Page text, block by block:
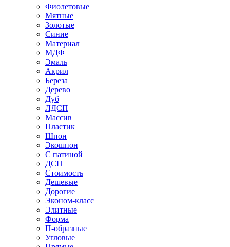
Фиолетовые
Мятные
Золотые
Синие
Материал
МДФ
Эмаль
Акрил
Береза
Дерево
Дуб
ЛДСП
Массив
Пластик
Шпон
Экошпон
С патиной
ДСП
Стоимость
Дешевые
Дорогие
Эконом-класс
Элитные
Форма
П-образные
Угловые